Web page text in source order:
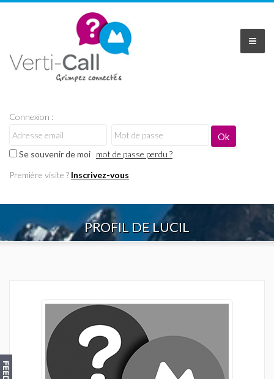
Connexion :
Se souvenir de moi mot de passe perdu ?
Première visite ? Inscrivez-vous
PROFIL DE LUCIL